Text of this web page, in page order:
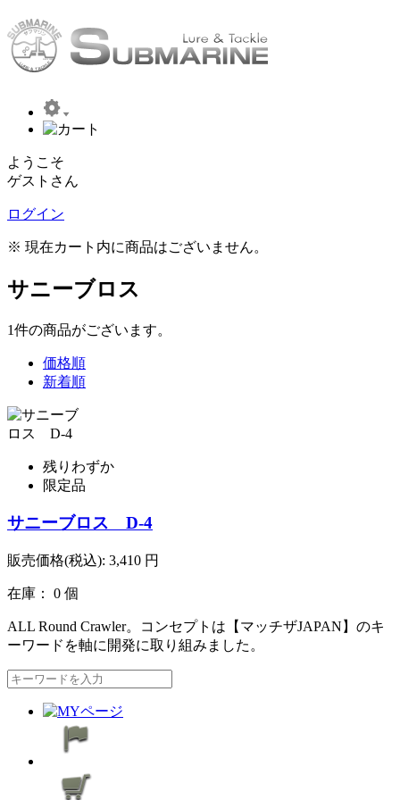
ようこそ
ゲストさん
ログイン
※ 現在カート内に商品はございません。
サニーブロス
1件の商品がございます。
価格順
新着順
残りわずか
限定品
サニーブロス D-4
販売価格(税込): 3,410 円
在庫： 0 個
ALL Round Crawler。コンセプトは【マッチザJAPAN】のキ
ーワードを軸に開発に取り組みました。